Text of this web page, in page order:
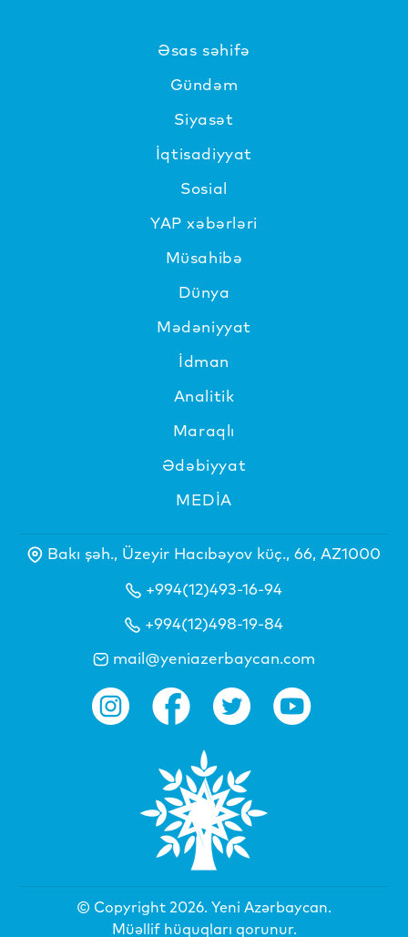
Əsas səhifə
Gündəm
Siyasət
İqtisadiyyat
Sosial
YAP xəbərləri
Müsahibə
Dünya
Mədəniyyat
İdman
Analitik
Maraqlı
Ədəbiyyat
MEDİA
Bakı şəh., Üzeyir Hacıbəyov küç., 66, AZ1000
+994(12)493-16-94
+994(12)498-19-84
mail@yeniazerbaycan.com
© Copyright 2026. Yeni Azərbaycan.
Müəllif hüquqları qorunur.